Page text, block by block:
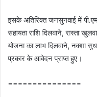
इसके अतिरिक्त जनसुनवाई में
सहायता राशि दिलवाने, रास्‍ता
योजना का लाभ दिलवाने, नक्‍शा
प्रकार के आवेदन प्राप्त हुए।
===============